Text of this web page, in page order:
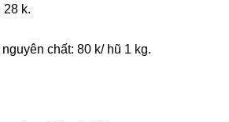
28 k.
chất: 80 k/ hũ 1 kg.